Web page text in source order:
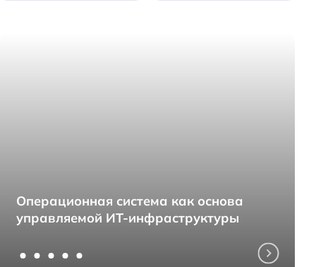
Операционная система как основа
управляемой ИТ-инфраструктуры